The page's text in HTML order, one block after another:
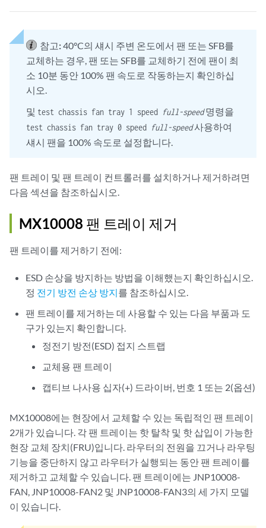
참고:40°C의 섀시 주변 온도에서 팬 또는 SFB를
교체하는 경우, 팬 또는 SFB를 교체하기 전에 팬이 최
소 10분 동안 100% 팬 속도로 작동하는지 확인하십
시오.
및 test chassis fan tray 1 speed full-speed명령을
test chassis fan tray 0 speed full-speed사용하여
섀시 팬을 100% 속도로 설정합니다.
팬 트레이 및 팬 트레이 컨트롤러를 설치하거나 제거하려면
다음 섹션을 참조하십시오.
MX10008 팬 트레이 제거
팬 트레이를 제거하기 전에:
ESD 손상을 방지하는 방법을 이해했는지 확인하십시오.
정 전기 방전 손상 방지를 참조하십시오.
팬 트레이를 제거하는 데 사용할 수 있는 다음 부품과 도
구가 있는지 확인합니다.
정전기 방전(ESD) 접지 스트랩
교체용 팬 트레이
캡티브 나사용 십자(+) 드라이버, 번호 1 또는 2(옵션)
MX10008에는 현장에서 교체할 수 있는 독립적인 팬 트레이
2개가 있습니다. 각 팬 트레이는 핫 탈착 및 핫 삽입이 가능한
현장 교체 장치(FRU)입니다. 라우터의 전원을 끄거나 라우팅
기능을 중단하지 않고 라우터가 실행되는 동안 팬 트레이를
제거하고 교체할 수 있습니다. 팬 트레이에는 JNP10008-
FAN, JNP10008-FAN2 및 JNP10008-FAN3의 세 가지 모델
이 있습니다.